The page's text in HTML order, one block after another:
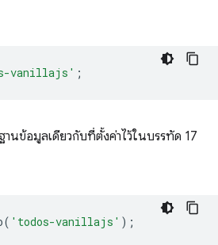
vanillajs' ;
านข้อมูลเดียวกับที่ตั้งค่าไว้ในบรรทัด 17
( 'todos-vanillajs' );